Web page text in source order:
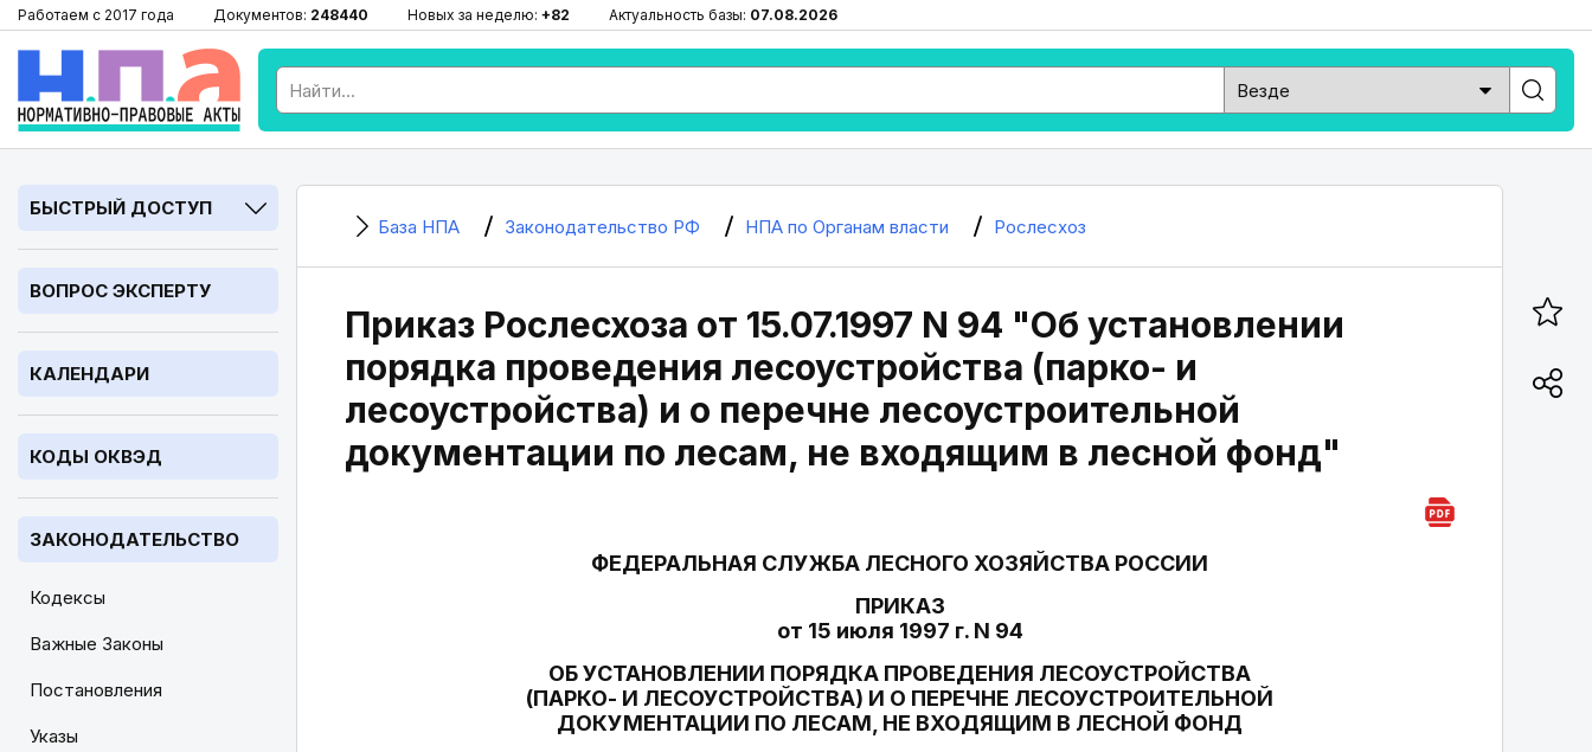
Работаем с 2017 года Документов: 248440 Новых за неделю: +82 Актуальность базы: 07.08.2026
БЫСТРЫЙ ДОСТУП
ВОПРОС ЭКСПЕРТУ
КАЛЕНДАРИ
КОДЫ ОКВЭД
ЗАКОНОДАТЕЛЬСТВО
Кодексы
Важные Законы
Постановления
Указы
База НПА Законодательство РФ НПА по Органам власти Рослесхоз
Приказ Рослесхоза от 15.07.1997 N 94 "Об установлении
порядка проведения лесоустройства (парко- и
лесоустройства) и о перечне лесоустроительной
документации по лесам, не входящим в лесной фонд"
ФЕДЕРАЛЬНАЯ СЛУЖБА ЛЕСНОГО ХОЗЯЙСТВА РОССИИ
ПРИКАЗ
от 15 июля 1997 г. N 94
ОБ УСТАНОВЛЕНИИ ПОРЯДКА ПРОВЕДЕНИЯ ЛЕСОУСТРОЙСТВА
(ПАРКО- И ЛЕСОУСТРОЙСТВА) И О ПЕРЕЧНЕ ЛЕСОУСТРОИТЕЛЬНОЙ
ДОКУМЕНТАЦИИ ПО ЛЕСАМ, НЕ ВХОДЯЩИМ В ЛЕСНОЙ ФОНД